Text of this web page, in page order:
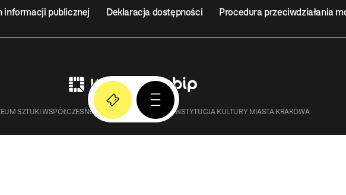
informacji publicznej Deklaracja dostępności Procedura przeciwdziałania
SZTUKI WSPÓŁCZESNEJ W KRAKOWIE MOCAK – INSTYTUCJA KULTURY MIASTA KRAKOWA